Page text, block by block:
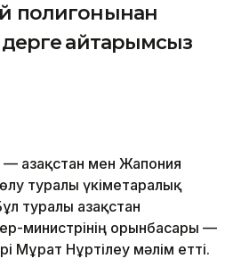
полигонынан
қайтарымсыз
Қазақстан мен Жапония
туралы үкіметаралық
туралы Қазақстан
министрінің орынбасары —
Мұрат Нұртілеу мәлім етті.